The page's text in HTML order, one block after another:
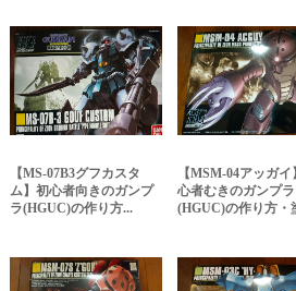
【MS-07B3グフカスタ
ム】初心者向きのガンプ
ラ(HGUC)の作り方...
【MSM-04アッガイ
心者むきのガンプラ
(HGUC)の作り方・